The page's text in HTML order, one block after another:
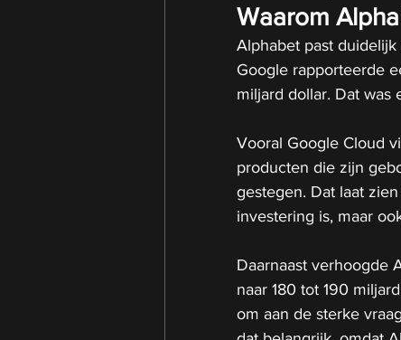
Waarom
Alphabet past
Google rapporteerde
miljard dollar. Dat was
Vooral Google Cloud
producten die zijn
gestegen. Dat laat
investering is, maar
Daarnaast verhoogde
naar 180 tot 190
om aan de sterke